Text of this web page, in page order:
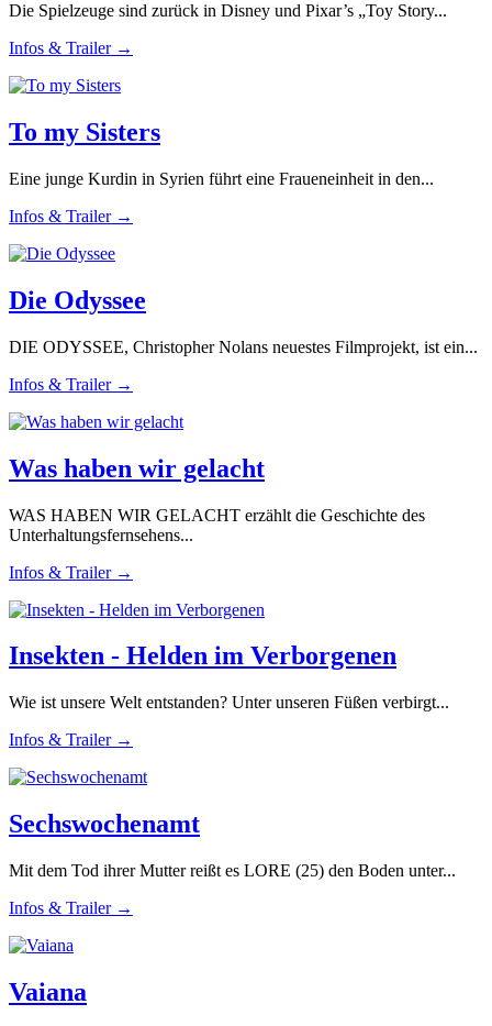
Die Spielzeuge sind zurück in Disney und Pixar’s „Toy Story...
Infos & Trailer →
To my Sisters
Eine junge Kurdin in Syrien führt eine Fraueneinheit in den...
Infos & Trailer →
Die Odyssee
DIE ODYSSEE, Christopher Nolans neuestes Filmprojekt, ist ein...
Infos & Trailer →
Was haben wir gelacht
WAS HABEN WIR GELACHT erzählt die Geschichte des
Unterhaltungsfernsehens...
Infos & Trailer →
Insekten - Helden im Verborgenen
Wie ist unsere Welt entstanden? Unter unseren Füßen verbirgt...
Infos & Trailer →
Sechswochenamt
Mit dem Tod ihrer Mutter reißt es LORE (25) den Boden unter...
Infos & Trailer →
Vaiana